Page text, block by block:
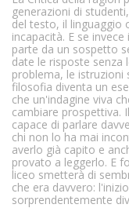
generazioni di
del testo, il linguaggio
incapacità. E se
parte da un sospetto
date le risposte senza
problema, le istruzioni
filosofia diventa un
che un'indagine viva
cambiare prospettiva.
capace di parlare
chi non lo ha mai
averlo già capito e
provato a leggerlo. E
liceo smetterà di
che era davvero:
sorprendentemente